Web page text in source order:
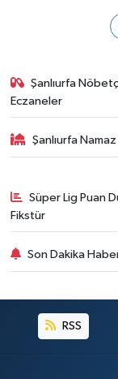
Şanlıurfa
Eczaneler
Şanlıurfa
Süper Lig Puan
Fikstür
Son Dakika
RSS